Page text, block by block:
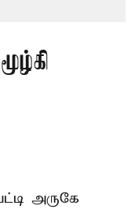
அருகே